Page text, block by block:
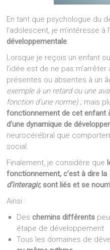
En tant que psychologue du
l’adolescent, je m’intéresse à
développementale.
Lorsque je reçois un enfant
l’idée est de ne pas
présentes ou absentes à un
exemple à un retard ou une
fonction d’une norme) ; mais
fonctionnement de cet enfant
d’une dynamique de
neurocérébral que
social.
Finalement, je considère que
fonctionnement, c’est à dire la
d’interagir, sont liés et se
Ainsi :
Deschemins différents
étape de développement
Tous les domaines de